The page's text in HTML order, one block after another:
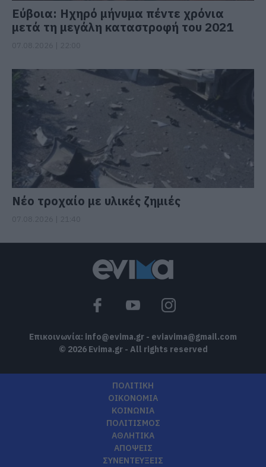
Εύβοια: Ηχηρό μήνυμα πέντε χρόνια
μετά τη μεγάλη καταστροφή του 2021
Νέο τροχαίο με υλικές ζημιές
Επικοινωνία: info@evima.gr - eviavima@gmail.com
© 2026 Evima.gr - All rights reserved
ΠΟΛΙΤΙΚΗ
ΟΙΚΟΝΟΜΙΑ
ΚΟΙΝΩΝΙΑ
ΠΟΛΙΤΙΣΜΟΣ
ΑΘΛΗΤΙΚΑ
ΑΠΟΨΕΙΣ
ΣΥΝΕΝΤΕΥΞΕΙΣ